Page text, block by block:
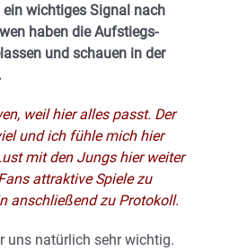
ein wichtiges Signal nach
haben die Aufstiegs-
und schauen in der
weil hier alles passt. Der
und ich fühle mich hier
mit den Jungs hier weiter
attraktive Spiele zu
anschließend zu Protokoll.
uns natürlich sehr wichtig.